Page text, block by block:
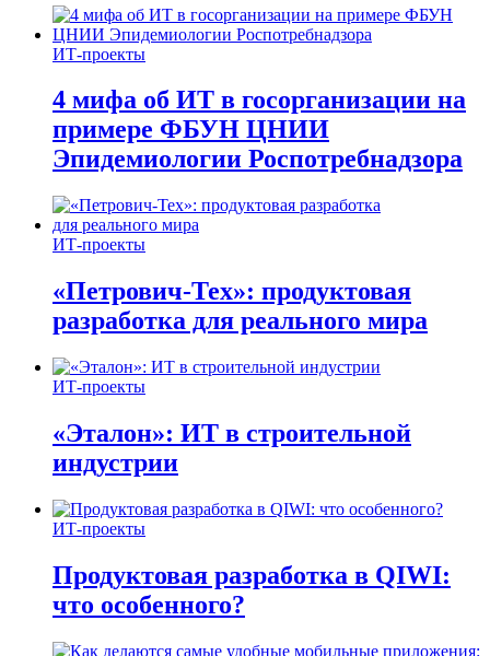
ИТ-проекты
4 мифа об ИТ в госорганизации на
примере ФБУН ЦНИИ
Эпидемиологии Роспотребнадзора
ИТ-проекты
«Петрович-Тех»: продуктовая
разработка для реального мира
ИТ-проекты
«Эталон»: ИТ в строительной
индустрии
ИТ-проекты
Продуктовая разработка в QIWI:
что особенного?